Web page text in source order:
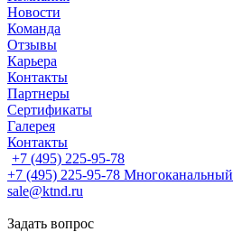
Новости
Команда
Отзывы
Карьера
Контакты
Партнеры
Сертификаты
Галерея
Контакты
+7 (495) 225-95-78
+7 (495) 225-95-78 Многоканальный
sale@ktnd.ru
Задать вопрос